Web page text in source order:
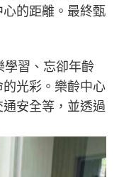
的距離。最終甄
學習、忘卻年齡
光彩。樂齡中心
安全等，並透過